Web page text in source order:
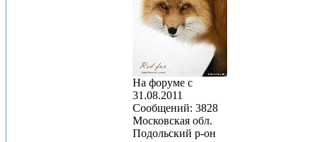
На форуме с
31.08.2011
Сообщений: 3828
Московская обл.
Подольский р-он